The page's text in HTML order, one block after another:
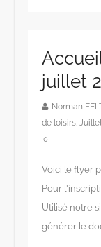
juillet
Norman
de loisirs,
0
Voici le flyer
Pour
Utilisé notre
générer le